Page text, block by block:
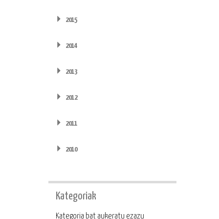
2015
2014
2013
2012
2011
2010
Kategoriak
Kategoria
Kategoria bat aukeratu ezazu